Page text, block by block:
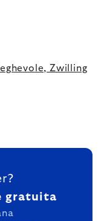
Zwilling
gratuita